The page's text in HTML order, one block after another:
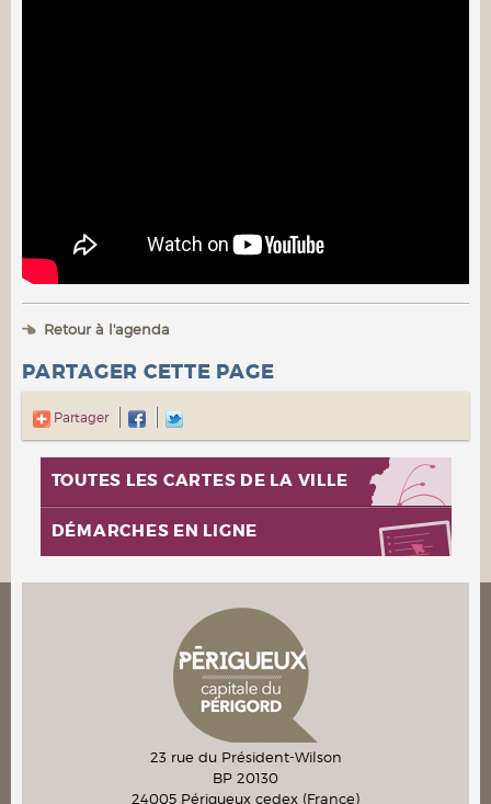
Retour à l'agenda
PARTAGER CETTE PAGE
Partager
TOUTES LES CARTES DE LA VILLE
DÉMARCHES EN LIGNE
23 rue du Président-Wilson
BP 20130
24005 Périgueux cedex (France)